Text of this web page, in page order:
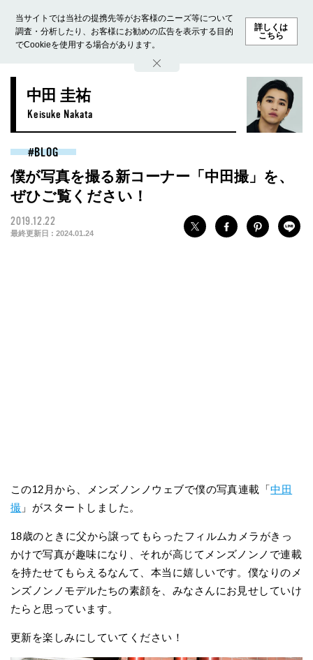
当サイトでは当社の提携先等がお客様のニーズ等について
調査・分析したり、お客様にお勧めの広告を表示する目的
でCookieを使用する場合があります。
詳しくは
こちら
ホーム モデル募集 ランキング ファッション ビューテ
中田 圭祐
Keisuke Nakata
BLOG
僕が写真を撮る新コーナー「中田撮」を、
ぜひご覧ください！
2019.12.22
最終更新日 : 2024.01.24
この12月から、メンズノンノウェブで僕の写真連載「中田
撮 」がスタートしました。
18歳のときに父から譲ってもらったフィルムカメラがきっ
かけで写真が趣味になり、それが高じてメンズノンノで連載
を持たせてもらえるなんて、本当に嬉しいです。僕なりのメ
ンズノンノモデルたちの素顔を、みなさんにお見せしていけ
たらと思っています。
更新を楽しみにしていてください！